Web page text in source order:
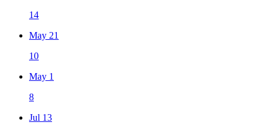
14
May 21
10
May 1
8
Jul 13